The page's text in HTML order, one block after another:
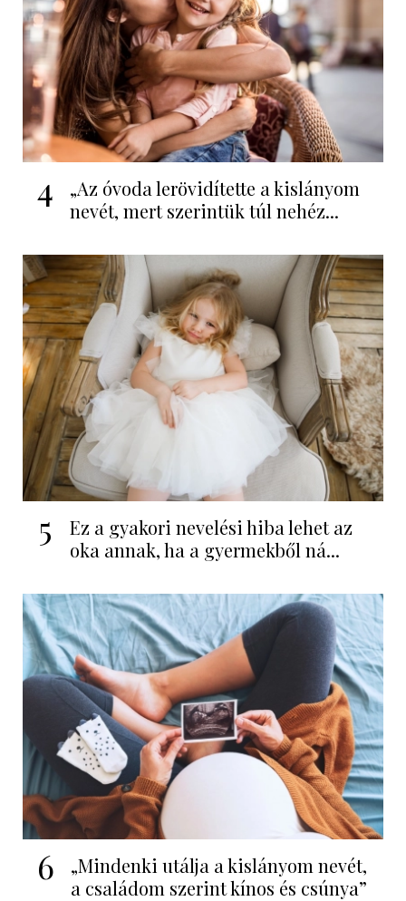
4
„Az óvoda lerövidítette a kislányom
nevét, mert szerintük túl nehéz...
5
Ez a gyakori nevelési hiba lehet az
oka annak, ha a gyermekből ná...
6
„Mindenki utálja a kislányom nevét,
a családom szerint kínos és csúnya”